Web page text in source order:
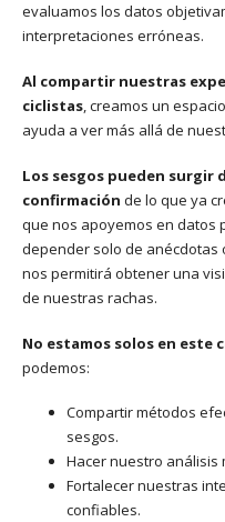
evaluamos los datos
interpretaciones erróneas.
Al compartir nuestras
ciclistas, creamos un
ayuda a ver más allá de
Los sesgos pueden surgir
confirmación de lo que ya
que nos apoyemos en datos
depender solo de anécdotas
nos permitirá obtener una
de nuestras rachas.
No estamos solos en este
podemos:
Compartir métodos
sesgos.
Hacer nuestro análisis
Fortalecer nuestras
confiables.